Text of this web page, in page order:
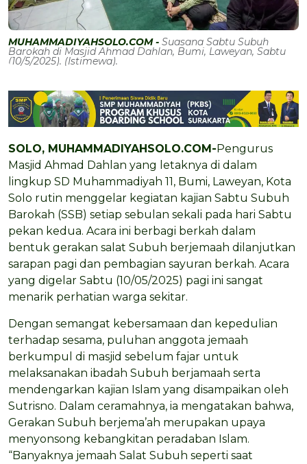
MUHAMMADIYAHSOLO.COM - Suasana Sabtu Subuh
Barokah di Masjid Ahmad Dahlan, Bumi, Laweyan, Sabtu
(10/5/2025). (Istimewa).
SOLO, MUHAMMADIYAHSOLO.COM-Pengurus
Masjid Ahmad Dahlan yang letaknya di dalam
lingkup SD Muhammadiyah 11, Bumi, Laweyan, Kota
Solo rutin menggelar kegiatan kajian Sabtu Subuh
Barokah (SSB) setiap sebulan sekali pada hari Sabtu
pekan kedua. Acara ini berbagi berkah dalam
bentuk gerakan salat Subuh berjemaah dilanjutkan
sarapan pagi dan pembagian sayuran berkah. Acara
yang digelar Sabtu (10/05/2025) pagi ini sangat
menarik perhatian warga sekitar.
Dengan semangat kebersamaan dan kepedulian
terhadap sesama, puluhan anggota jemaah
berkumpul di masjid sebelum fajar untuk
melaksanakan ibadah Subuh berjamaah serta
mendengarkan kajian Islam yang disampaikan oleh
Sutrisno. Dalam ceramahnya, ia mengatakan bahwa,
Gerakan Subuh berjema’ah merupakan upaya
menyonsong kebangkitan peradaban Islam.
“Banyaknya jemaah Salat Subuh seperti saat